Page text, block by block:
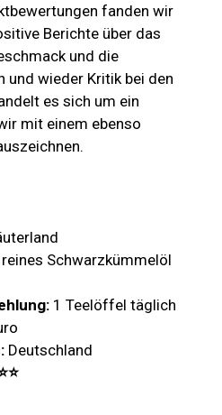
fanden wir
Berichte über das
und die
und wieder Kritik bei den
es sich um ein
mit einem ebenso
reines Schwarzkümmelöl
1 Teelöffel täglich
Deutschland
⭐